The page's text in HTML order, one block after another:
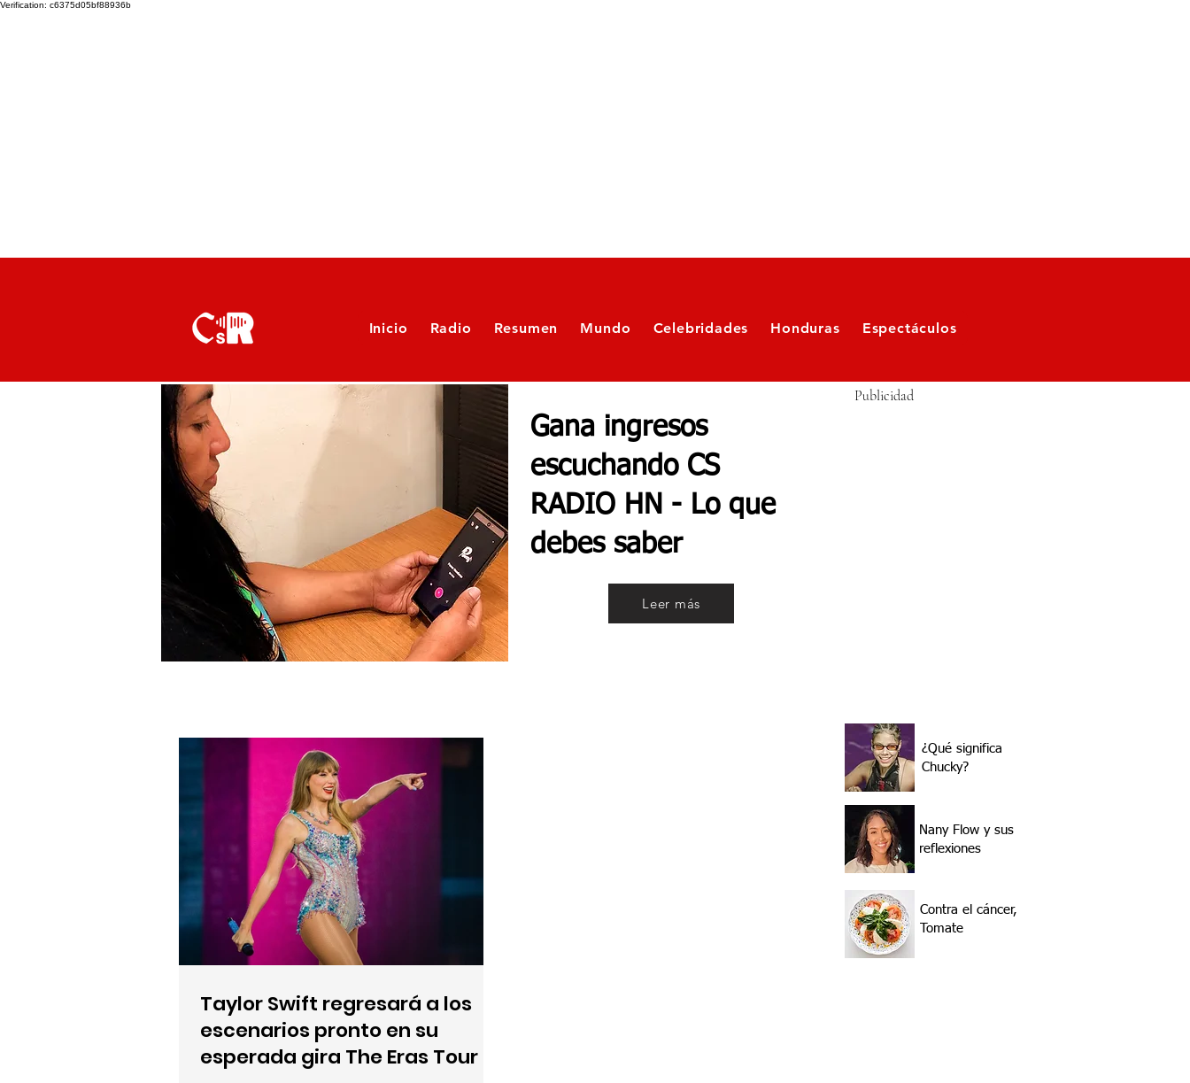
Verification: c6375d05bf88936b
Inicio Radio Resumen Mundo Celebridades Honduras Espectáculos
Gana ingresos
escuchando CS
RADIO HN - Lo que
debes saber
Leer más
Publicidad
Taylor Swift regresará a los
escenarios pronto en su
esperada gira The Eras Tour
¿Qué significa
Chucky?
Nany Flow y sus
reflexiones
Contra el cáncer,
Tomate